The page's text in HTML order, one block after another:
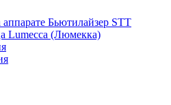
Бьютилайзер STT
Lumecca (Люмекка)